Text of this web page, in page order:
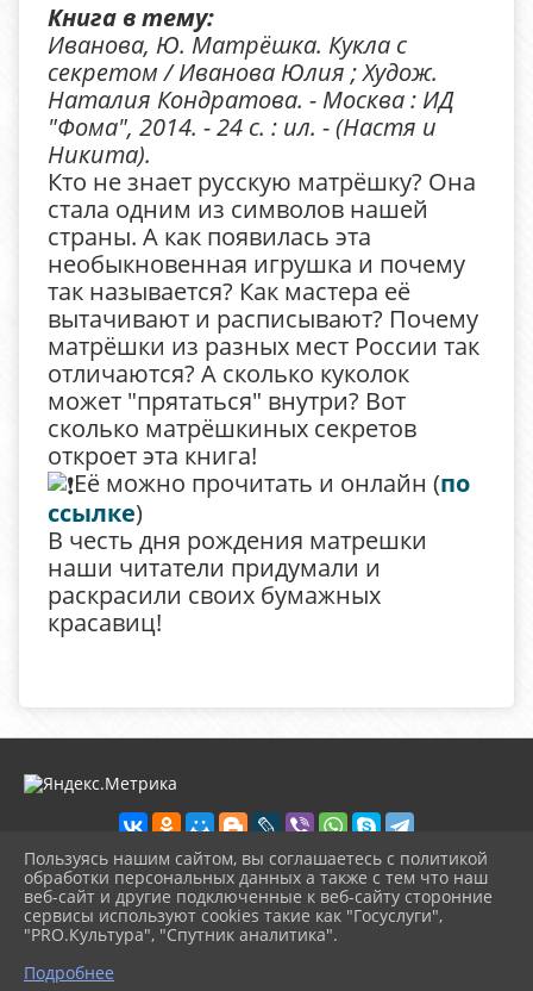
Книга в тему:
Иванова, Ю. Матрёшка. Кукла с
секретом / Иванова Юлия ; Худож.
Наталия Кондратова. - Москва : ИД
"Фома", 2014. - 24 с. : ил. - (Настя и
Никита).
Кто не знает русскую матрёшку? Она
стала одним из символов нашей
страны. А как появилась эта
необыкновенная игрушка и почему
так называется? Как мастера её
вытачивают и расписывают? Почему
матрёшки из разных мест России так
отличаются? А сколько куколок
может "прятаться" внутри? Вот
сколько матрёшкиных секретов
откроет эта книга!
Её можно прочитать и онлайн (по
ссылке)
В честь дня рождения матрешки
наши читатели придумали и
раскрасили своих бумажных
красавиц!
2026 г. detbibl-novomih.ru
Вход
Карта сайта
Политика обработки персональных данных
Пользуясь нашим сайтом, вы соглашаетесь с политикой
обработки персональных данных а также с тем что наш
веб-сайт и другие подключенные к веб-сайту сторонние
сервисы используют cookies такие как "Госуслуги",
"PRO.Культура", "Спутник аналитика".
Подробнее